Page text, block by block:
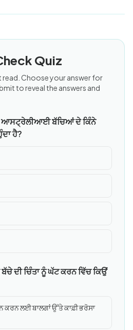
Quiz
read. Choose your answer for
to reveal the answers and
ਆਸਟ੍ਰੇਲੀਆਈ ਬੱਚਿਆਂ ਦੇ ਕਿੰਨੇ
ਹੈ?
ਦੀ ਚਿੰਤਾ ਨੂੰ ਘੱਟ ਕਰਨ ਵਿੱਚ ਕਿਉਂ
ਲਈ ਬਾਲਗਾਂ ਉੱਤੇ ਕਾਫ਼ੀ ਭਰੋਸਾ